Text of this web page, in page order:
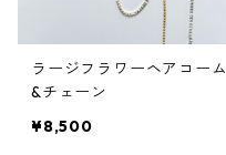
ラージフラワーヘアコーム
&チェーン
¥8,500